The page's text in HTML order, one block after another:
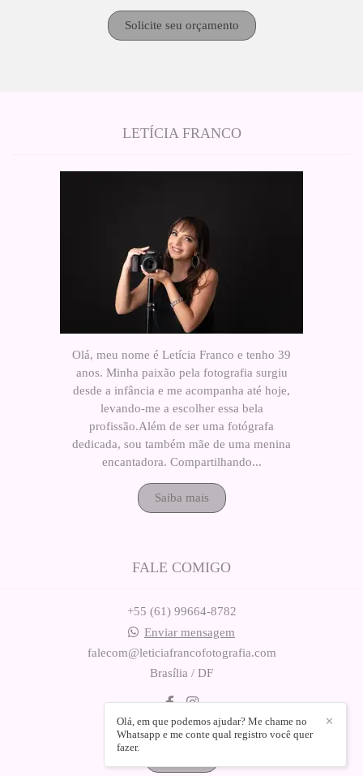
Solicite seu orçamento
LETÍCIA FRANCO
Olá, meu nome é Letícia Franco e tenho 39
anos. Minha paixão pela fotografia surgiu
desde a infância e me acompanha até hoje,
levando-me a escolher essa bela
profissão.Além de ser uma fotógrafa
dedicada, sou também mãe de uma menina
encantadora. Compartilhando...
Saiba mais
FALE COMIGO
+55 (61) 99664-8782
Enviar mensagem
falecom@leticiafrancofotografia.com
Brasília / DF
✕
Olá, em que podemos ajudar? Me chame no
Whatsapp e me conte qual registro você quer
fazer.